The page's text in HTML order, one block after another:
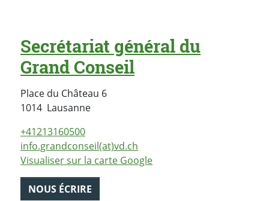
Secrétariat général du
Grand Conseil
Place du Château 6
1014 LausanneSuisse
+41213160500
info.grandconseil(at)vd.ch
Visualiser sur la carte Google
NOUS ÉCRIRE